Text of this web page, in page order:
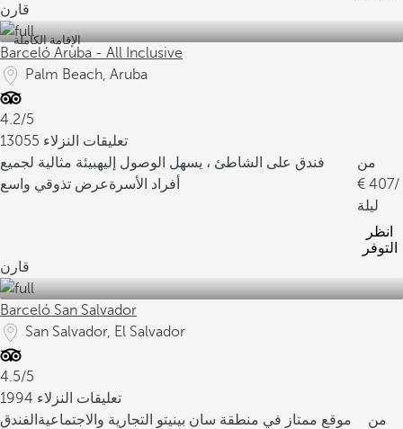
قارن
الإقامة الكاملة
Barceló Aruba - All Inclusive
Palm Beach, Aruba
4.2/5
13055 تعليقات النزلاء
فندق على الشاطئ ، يسهل الوصول إليهبيئة مثالية لجميع
أفراد الأسرةعرض تذوقي واسع
من
407/
ليلة
انظر
التوفر
قارن
Barceló San Salvador
San Salvador, El Salvador
4.5/5
1994 تعليقات النزلاء
موقع ممتاز في منطقة سان بينيتو التجارية والاجتماعية الفندق
من